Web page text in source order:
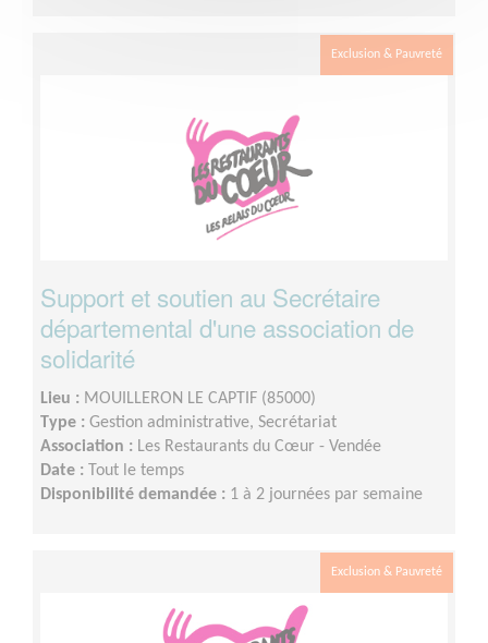
Exclusion & Pauvreté
Support et soutien au Secrétaire
départemental d'une association de
solidarité
Lieu : MOUILLERON LE CAPTIF (85000)
Type : Gestion administrative, Secrétariat
Association : Les Restaurants du Cœur - Vendée
Date : Tout le temps
Disponibilité demandée : 1 à 2 journées par semaine
Exclusion & Pauvreté